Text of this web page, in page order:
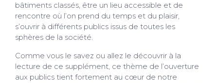
bâtiments classés, être un lieu accessible et de
rencontre où l’on prend du temps et du plaisir,
s’ouvrir à différents publics issus de toutes les
sphères de la société.
Comme vous le savez ou allez le découvrir à la
lecture de ce supplément, ce thème de l’ouverture
aux publics tient fortement au cœur de notre